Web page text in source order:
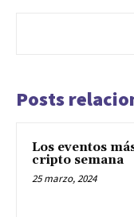
Posts
Los eventos
cripto semana
25 marzo, 2024